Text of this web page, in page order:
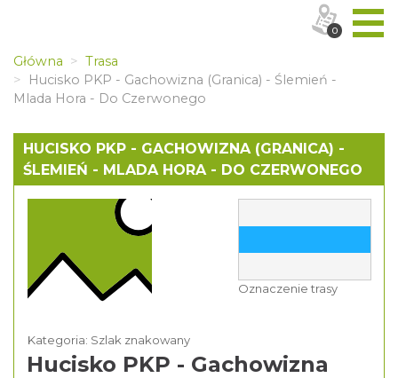
Główna
Trasa
Hucisko PKP - Gachowizna (granica) - Ślemień -
Mlada Hora - Do Czerwonego
HUCISKO PKP - GACHOWIZNA (GRANICA) -
ŚLEMIEŃ - MLADA HORA - DO CZERWONEGO
Kategoria: Szlak znakowany
Hucisko PKP - Gachowizna
Oznaczenie trasy
0